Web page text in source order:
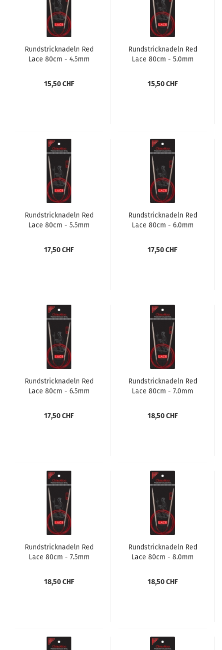
Rundstricknadeln Red
Lace 80cm - 4.5mm
15,50 CHF
Rundstricknadeln Red
Lace 80cm - 5.0mm
15,50 CHF
Rundstricknadeln Red
Lace 80cm - 5.5mm
17,50 CHF
Rundstricknadeln Red
Lace 80cm - 6.0mm
17,50 CHF
Rundstricknadeln Red
Lace 80cm - 6.5mm
17,50 CHF
Rundstricknadeln Red
Lace 80cm - 7.0mm
18,50 CHF
Rundstricknadeln Red
Lace 80cm - 7.5mm
18,50 CHF
Rundstricknadeln Red
Lace 80cm - 8.0mm
18,50 CHF